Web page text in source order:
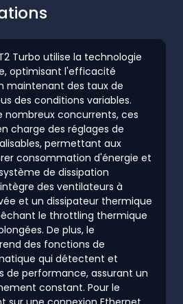
Turbo utilise la technologie
optimisant l'efficacité
maintenant des taux de
des conditions variables.
concurrents, ces
charge des réglages de
permettant aux
consommation d'énergie et
de dissipation
des ventilateurs à
et un dissipateur thermique
le throttling thermique
De plus, le
des fonctions de
qui détectent et
de performance, assurant un
constant. Pour le